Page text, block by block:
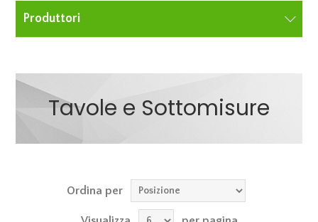
Produttori
Tavole e Sottomisure
Ordina per